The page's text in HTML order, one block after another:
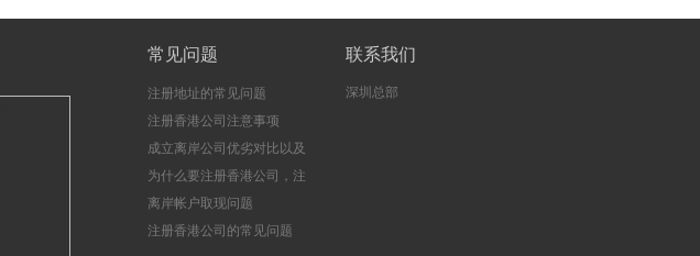
常见问题
注册地址的常见问题
注册香港公司注意事项
成立离岸公司优劣对比以及
注意事项
为什么要注册香港公司，注
册香港公司的好处
离岸帐户取现问题
注册香港公司的常见问题
联系我们
深圳总部